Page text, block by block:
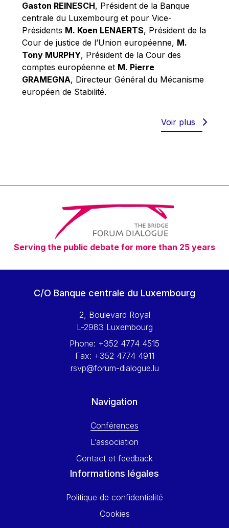
Patrizia Nanz
Philippe Maystadt
Pierre Gramegna
Richard Pelly
Robert Goebbels
Robert REYNDERS
Timothy Radcliffe
Vaclav Klaus
Vassilios Skouris
Vítor Manuel da Silva Caldeira
Viviane Reding
Walter Hagg
Wolfgang Ketterle
Yossi Beillin
Yves FRANCHET
Gaston REINESCH, Président de la Banque
centrale du Luxembourg et pour Vice-
Présidents M. Koen LENAERTS, Président de la
Cour de justice de l’Union européenne, M.
Tony MURPHY, Président de la Cour des
comptes européenne et M. Pierre
GRAMEGNA, Directeur Général du Mécanisme
européen de Stabilité.
Voir plus
Serving the public debate for more than 25 years
C/O Banque centrale du Luxembourg
2, Boulevard Royal
L-2983 Luxembourg
Phone: +352 4774 4515
Fax: +352 4774 4911
rsvp@forum-dialogue.lu
Navigation
Conférences
L’association
Contact et feedback
Informations légales
Politique de confidentialité
Cookies